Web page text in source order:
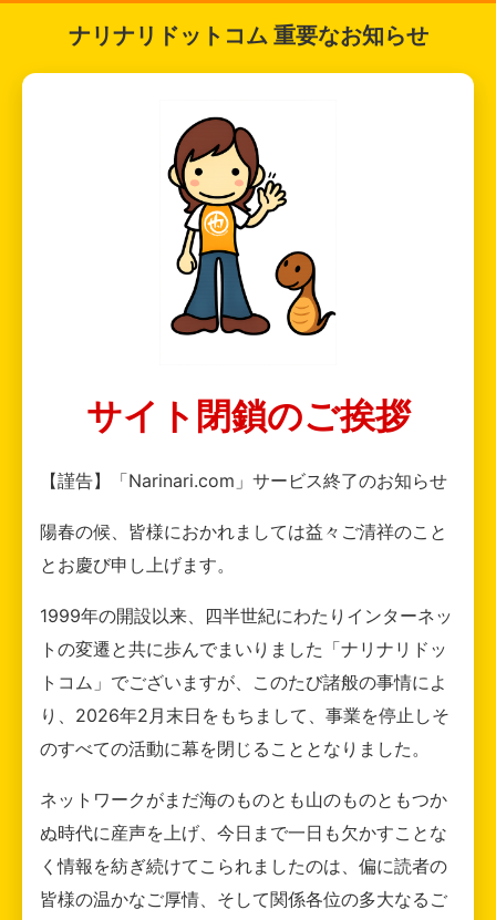
ナリナリドットコム 重要なお知らせ
サイト閉鎖のご挨拶
【謹告】「Narinari.com」サービス終了のお知らせ
陽春の候、皆様におかれましては益々ご清祥のこと
とお慶び申し上げます。
1999年の開設以来、四半世紀にわたりインターネッ
トの変遷と共に歩んでまいりました「ナリナリドッ
トコム」でございますが、このたび諸般の事情によ
り、2026年2月末日をもちまして、事業を停止しそ
のすべての活動に幕を閉じることとなりました。
ネットワークがまだ海のものとも山のものともつか
ぬ時代に産声を上げ、今日まで一日も欠かすことな
く情報を紡ぎ続けてこられましたのは、偏に読者の
皆様の温かなご厚情、そして関係各位の多大なるご